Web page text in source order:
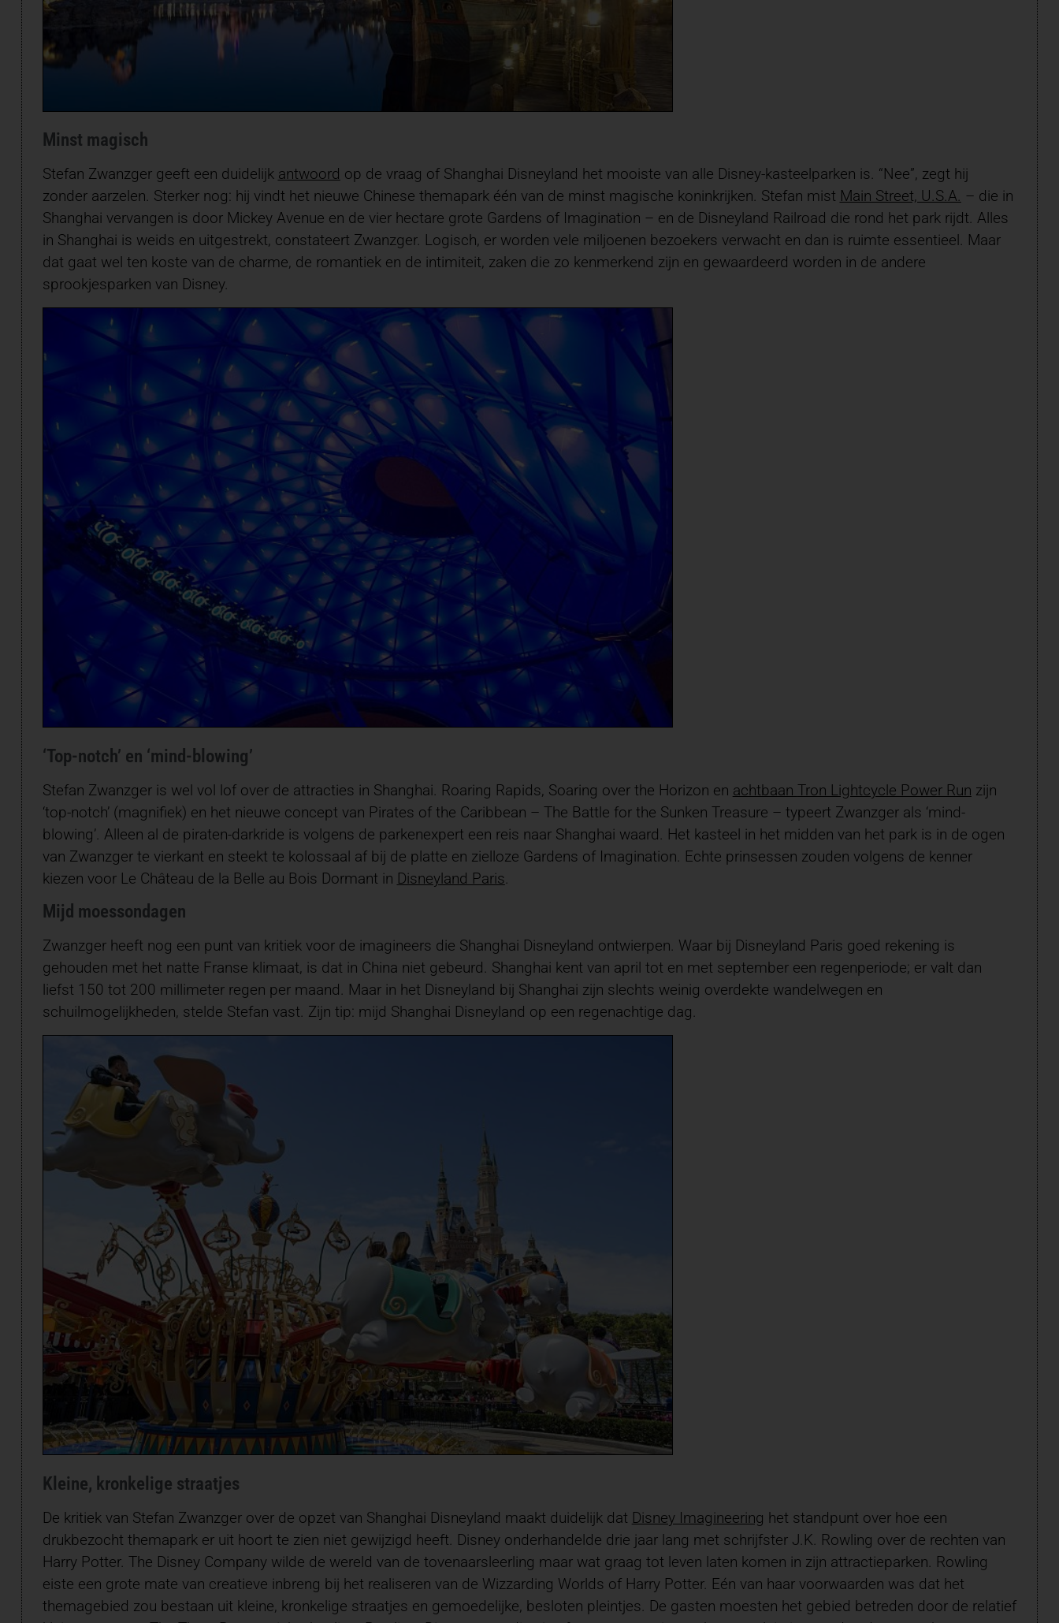
Minst magisch
Stefan Zwanzger geeft een duidelijk antwoord op de vraag of Shanghai Disneyland het mooiste van alle Disney-kasteelparken is. “Nee”, zegt hij
zonder aarzelen. Sterker nog: hij vindt het nieuwe Chinese themapark één van de minst magische koninkrijken. Stefan mist Main Street, U.S.A. – die in
Shanghai vervangen is door Mickey Avenue en de vier hectare grote Gardens of Imagination – en de Disneyland Railroad die rond het park rijdt. Alles
in Shanghai is weids en uitgestrekt, constateert Zwanzger. Logisch, er worden vele miljoenen bezoekers verwacht en dan is ruimte essentieel. Maar
dat gaat wel ten koste van de charme, de romantiek en de intimiteit, zaken die zo kenmerkend zijn en gewaardeerd worden in de andere
sprookjesparken van Disney.
‘Top-notch’ en ‘mind-blowing’
Stefan Zwanzger is wel vol lof over de attracties in Shanghai. Roaring Rapids, Soaring over the Horizon en achtbaan Tron Lightcycle Power Run zijn
‘top-notch’ (magnifiek) en het nieuwe concept van Pirates of the Caribbean – The Battle for the Sunken Treasure – typeert Zwanzger als ‘mind-
blowing’. Alleen al de piraten-darkride is volgens de parkenexpert een reis naar Shanghai waard. Het kasteel in het midden van het park is in de ogen
van Zwanzger te vierkant en steekt te kolossaal af bij de platte en zielloze Gardens of Imagination. Echte prinsessen zouden volgens de kenner
kiezen voor Le Château de la Belle au Bois Dormant in Disneyland Paris.
Mijd moessondagen
Zwanzger heeft nog een punt van kritiek voor de imagineers die Shanghai Disneyland ontwierpen. Waar bij Disneyland Paris goed rekening is
gehouden met het natte Franse klimaat, is dat in China niet gebeurd. Shanghai kent van april tot en met september een regenperiode; er valt dan
liefst 150 tot 200 millimeter regen per maand. Maar in het Disneyland bij Shanghai zijn slechts weinig overdekte wandelwegen en
schuilmogelijkheden, stelde Stefan vast. Zijn tip: mijd Shanghai Disneyland op een regenachtige dag.
Kleine, kronkelige straatjes
De kritiek van Stefan Zwanzger over de opzet van Shanghai Disneyland maakt duidelijk dat Disney Imagineering het standpunt over hoe een
drukbezocht themapark er uit hoort te zien niet gewijzigd heeft. Disney onderhandelde drie jaar lang met schrijfster J.K. Rowling over de rechten van
Harry Potter. The Disney Company wilde de wereld van de tovenaarsleerling maar wat graag tot leven laten komen in zijn attractieparken. Rowling
eiste een grote mate van creatieve inbreng bij het realiseren van de Wizzarding Worlds of Harry Potter. Eén van haar voorwaarden was dat het
themagebied zou bestaan uit kleine, kronkelige straatjes en gemoedelijke, besloten pleintjes. De gasten moesten het gebied betreden door de relatief